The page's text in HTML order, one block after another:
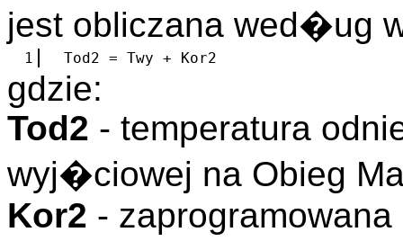
jest obliczana wed�ug
1 Tod2 = Twy + Kor2
gdzie:
Tod2 - temperatura
wyj�ciowej na Obieg
Kor2 -